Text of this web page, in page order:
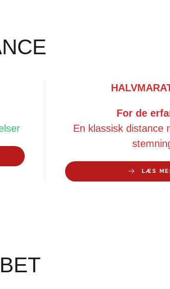
For de
En klassisk distance
LÆS